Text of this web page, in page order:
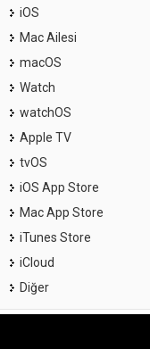
iOS
Mac Ailesi
macOS
Watch
watchOS
Apple TV
tvOS
iOS App Store
Mac App Store
iTunes Store
iCloud
Diğer